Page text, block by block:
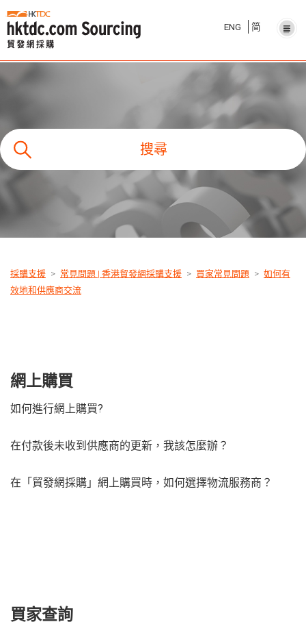
ENG 简
搜尋
採購支援 常見問題 | 香港貿發網採購支援 買家常見問題
如何有
效地和供應商交流
網上購買
如何進行網上購買?
在付款後未收到供應商的更新，我該怎麼辦？
在「貿發網採購」網上購買時，如何選擇物流服務商？
買家查詢